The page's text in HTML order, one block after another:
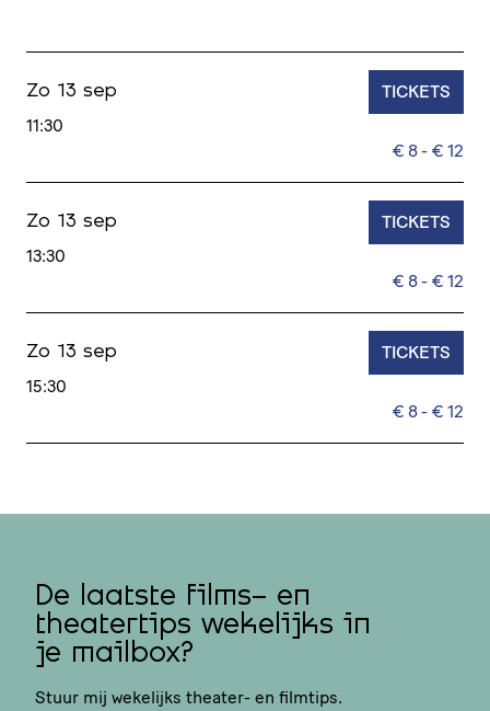
Zo 13 sep
11:30
€ 8 - € 12
TICKETS
Zo 13 sep
13:30
€ 8 - € 12
TICKETS
Zo 13 sep
15:30
€ 8 - € 12
TICKETS
De laatste films- en
theatertips wekelijks in
je mailbox?
Stuur mij wekelijks theater- en filmtips.